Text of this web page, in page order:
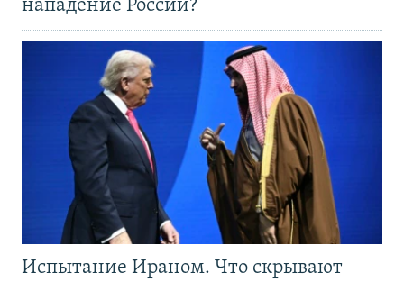
нападение России?
Испытание Ираном. Что скрывают